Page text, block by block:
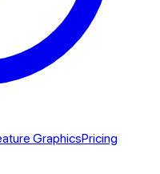
GraphicsPricing